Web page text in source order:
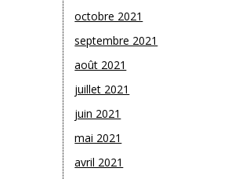
octobre 2021
septembre 2021
août 2021
juillet 2021
juin 2021
mai 2021
avril 2021